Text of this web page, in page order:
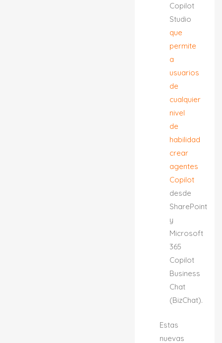
Copilot
Studio
que
permite
a
usuarios
de
cualquier
nivel
de
habilidad
crear
agentes
Copilot
desde
SharePoint
y
Microsoft
365
Copilot
Business
Chat
(BizChat).
Estas
nuevas